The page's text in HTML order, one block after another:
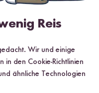
Reis
Wir und einige
in den Cookie-Richtlinien
ähnliche Technologien